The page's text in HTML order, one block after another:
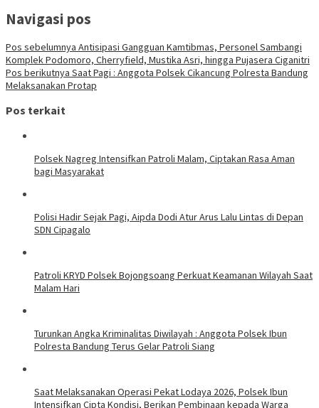
Navigasi pos
Pos sebelumnya Antisipasi Gangguan Kamtibmas, Personel Sambangi
Komplek Podomoro, Cherryfield, Mustika Asri, hingga Pujasera Ciganitri
Pos berikutnya Saat Pagi : Anggota Polsek Cikancung Polresta Bandung
Melaksanakan Protap
Pos terkait
Polsek Nagreg Intensifkan Patroli Malam, Ciptakan Rasa Aman
bagi Masyarakat
Polisi Hadir Sejak Pagi, Aipda Dodi Atur Arus Lalu Lintas di Depan
SDN Cipagalo
Patroli KRYD Polsek Bojongsoang Perkuat Keamanan Wilayah Saat
Malam Hari
Turunkan Angka Kriminalitas Diwilayah : Anggota Polsek Ibun
Polresta Bandung Terus Gelar Patroli Siang
Saat Melaksanakan Operasi Pekat Lodaya 2026, Polsek Ibun
Intensifkan Cipta Kondisi, Berikan Pembinaan kepada Warga